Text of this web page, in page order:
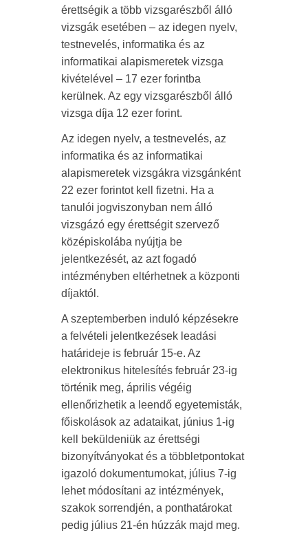
érettségik a több vizsgarészből álló
vizsgák esetében – az idegen nyelv,
testnevelés, informatika és az
informatikai alapismeretek vizsga
kivételével – 17 ezer forintba
kerülnek. Az egy vizsgarészből álló
vizsga díja 12 ezer forint.
Az idegen nyelv, a testnevelés, az
informatika és az informatikai
alapismeretek vizsgákra vizsgánként
22 ezer forintot kell fizetni. Ha a
tanulói jogviszonyban nem álló
vizsgázó egy érettségit szervező
középiskolába nyújtja be
jelentkezését, az azt fogadó
intézményben eltérhetnek a központi
díjaktól.
A szeptemberben induló képzésekre
a felvételi jelentkezések leadási
határideje is február 15-e. Az
elektronikus hitelesítés február 23-ig
történik meg, április végéig
ellenőrizhetik a leendő egyetemisták,
főiskolások az adataikat, június 1-ig
kell beküldeniük az érettségi
bizonyítványokat és a többletpontokat
igazoló dokumentumokat, július 7-ig
lehet módosítani az intézmények,
szakok sorrendjén, a ponthatárokat
pedig július 21-én húzzák majd meg.